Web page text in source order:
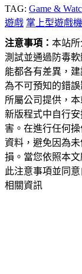
TAG: Game &
遊戲 掌上型遊戲機
注意事項： 本站
測試並通過防毒
能都各有差異，
為不可預知的錯
所屬公司提供，
新版程式中自行
害。在進行任何
資料，避免因為
損。當您依照本
此注意事項並同
相關資訊